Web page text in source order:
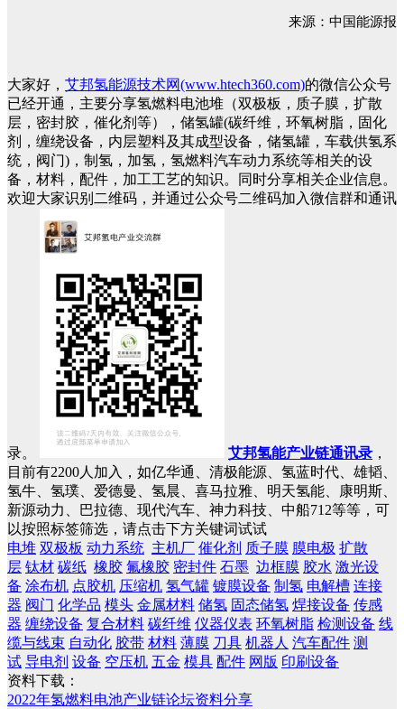
来源：中国能源报
大家好， 艾邦氢能源技术网(www.htech360.com)的微信公众号
已经开通，主要分享氢燃料电池堆（双极板，质子膜，扩散
层，密封胶，催化剂等），储氢罐(碳纤维，环氧树脂，固化
剂，缠绕设备，内层塑料及其成型设备，储氢罐，车载供氢系
统，阀门)，制氢，加氢，氢燃料汽车动力系统等相关的设
备，材料，配件，加工工艺的知识。同时分享相关企业信息。
欢迎大家识别二维码，并通过公众号二维码加入微信群和通讯
录。 艾邦氢能产业链通讯录 ，
目前有2200人加入，如亿华通、清极能源、氢蓝时代、雄韬、
氢牛、氢璞、爱德曼、氢晨、喜马拉雅、明天氢能、康明斯、
新源动力、巴拉德、现代汽车、神力科技、中船712等等，可
以按照标签筛选，请点击下方关键词试试
电堆 双极板 动力系统 主机厂 催化剂 质子膜 膜电极 扩散
层 钛材 碳纸 橡胶 氟橡胶 密封件 石墨 边框膜 胶水 激光设
备 涂布机 点胶机 压缩机 氢气罐 镀膜设备 制氢 电解槽 连接
器 阀门 化学品 模头 金属材料 储氢 固态储氢 焊接设备 传感
器 缠绕设备 复合材料 碳纤维 仪器仪表 环氧树脂 检测设备 线
缆与线束 自动化 胶带 材料 薄膜 刀具 机器人 汽车配件 测
试 导电剂 设备 空压机 五金 模具 配件 网版 印刷设备
资料下载：
2022年氢燃料电池产业链论坛资料分享